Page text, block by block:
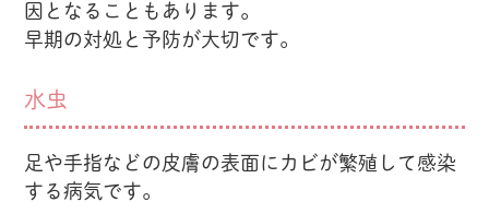
因となることもあります。
早期の対処と予防が大切です。
水虫
足や手指などの皮膚の表面にカビが繁殖して感染
する病気です。